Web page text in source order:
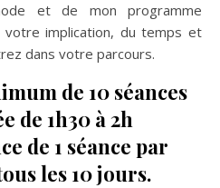
et de mon programme
votre implication, du temps et
dans votre parcours.
de 10 séances
de 1h30 à 2h
de 1 séance par
les 10 jours.